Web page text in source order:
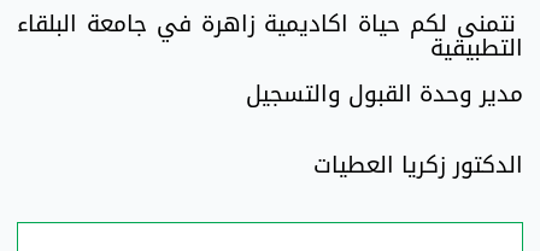
نتمنى لكم حياة اكاديمية زاهرة في جامعة البلقاء
التطبيقية
مدير وحدة القبول والتسجيل
الدكتور زكريا العطيات